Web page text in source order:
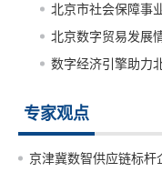
北京市社会保障事
北京数字贸易发展
数字经济引擎助力
专家观点
京津冀数智供应链标杆